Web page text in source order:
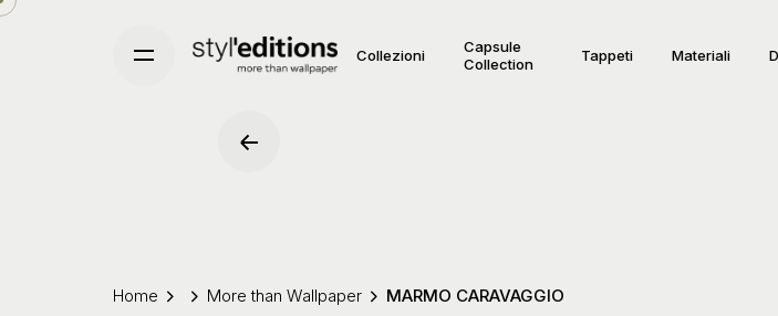
Skip
Collezioni
Capsule
Collection
Tappeti Materiali
Home More than Wallpaper MARMO CARAVAGGIO